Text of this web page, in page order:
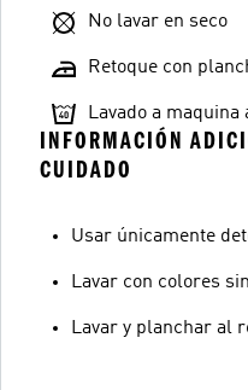
No lavar en seco
Retoque con
Lavado a maquina
INFORMACIÓN
CUIDADO
Usar únicamente
Lavar con colores
Lavar y planchar al